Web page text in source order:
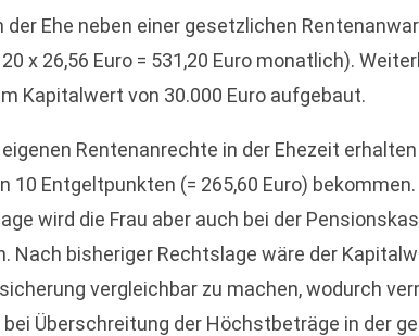
der Ehe neben einer gesetzlichen
x 26,56 Euro = 531,20 Euro monatlich).
Kapitalwert von 30.000 Euro aufgebaut.
eigenen Rentenanrechte in der Ehezeit
10 Entgeltpunkten (= 265,60 Euro)
wird die Frau aber auch bei der
Nach bisheriger Rechtslage wäre der
vergleichbar zu machen, wodurch
Überschreitung der Höchstbeträge in der